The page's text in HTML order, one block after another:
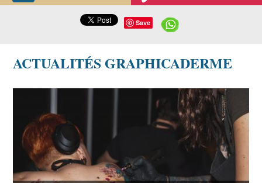
Save
ACTUALITÉS GRAPHICADERME